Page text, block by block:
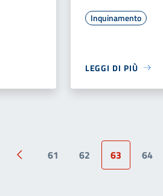
Inquinamento
LEGGI DI PIÙ
Pagina precedente
61 62 63 64